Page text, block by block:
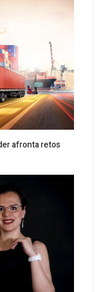
afronta retos